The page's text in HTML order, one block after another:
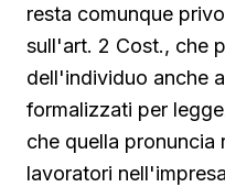
resta comunque
sull'art. 2 Cost., che
dell'individuo anche
formalizzati per
che quella pronuncia
lavoratori